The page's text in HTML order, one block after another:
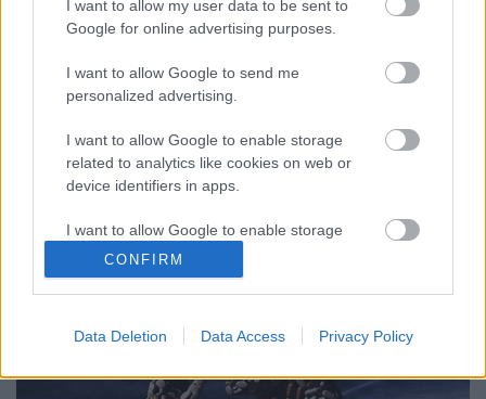
I want to allow my user data to be sent to
Google for online advertising purposes.
I want to allow Google to send me
personalized advertising.
I want to allow Google to enable storage
related to analytics like cookies on web or
device identifiers in apps.
I want to allow Google to enable storage
related to functionality of the website or app.
I want to allow Google to enable storage
related to security, including authentication
CONFIRM
Data Deletion Data Access Privacy Policy
hogy mikor tudott hinni önmagában, mikor érezte
úgy, hogy igazán elfogadja önmagát. Nem…